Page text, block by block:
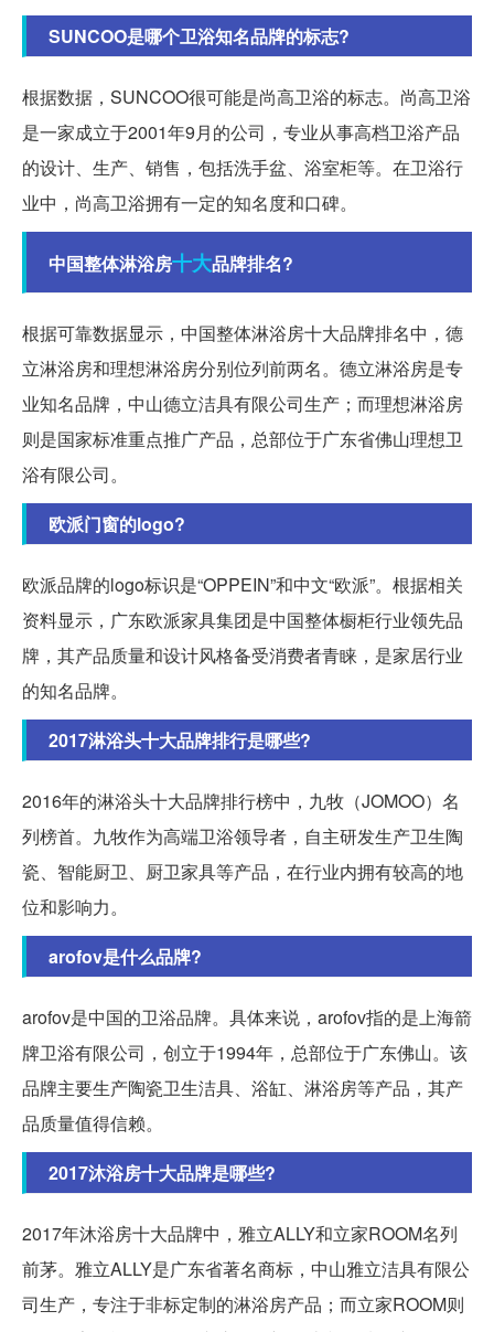
SUNCOO是哪个卫浴知名品牌的标志?
根据数据，SUNCOO很可能是尚高卫浴的标志。尚高卫浴
是一家成立于2001年9月的公司，专业从事高档卫浴产品
的设计、生产、销售，包括洗手盆、浴室柜等。在卫浴行
业中，尚高卫浴拥有一定的知名度和口碑。
中国整体淋浴房十大品牌排名?
根据可靠数据显示，中国整体淋浴房十大品牌排名中，德
立淋浴房和理想淋浴房分别位列前两名。德立淋浴房是专
业知名品牌，中山德立洁具有限公司生产；而理想淋浴房
则是国家标准重点推广产品，总部位于广东省佛山理想卫
浴有限公司。
欧派门窗的logo?
欧派品牌的logo标识是“OPPEIN”和中文“欧派”。根据相关
资料显示，广东欧派家具集团是中国整体橱柜行业领先品
牌，其产品质量和设计风格备受消费者青睐，是家居行业
的知名品牌。
2017淋浴头十大品牌排行是哪些?
2016年的淋浴头十大品牌排行榜中，九牧（JOMOO）名
列榜首。九牧作为高端卫浴领导者，自主研发生产卫生陶
瓷、智能厨卫、厨卫家具等产品，在行业内拥有较高的地
位和影响力。
arofov是什么品牌?
arofov是中国的卫浴品牌。具体来说，arofov指的是上海箭
牌卫浴有限公司，创立于1994年，总部位于广东佛山。该
品牌主要生产陶瓷卫生洁具、浴缸、淋浴房等产品，其产
品质量值得信赖。
2017沐浴房十大品牌是哪些?
2017年沐浴房十大品牌中，雅立ALLY和立家ROOM名列
前茅。雅立ALLY是广东省著名商标，中山雅立洁具有限公
司生产，专注于非标定制的淋浴房产品；而立家ROOM则